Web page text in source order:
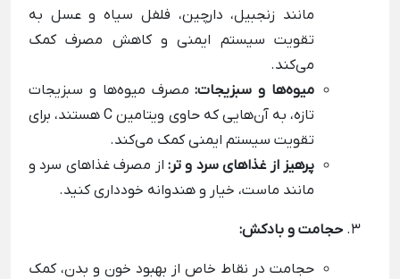
مانند زنجبیل، دارچین، فلفل سیاه و عسل به
تقویت سیستم ایمنی و کاهش مصرف کمک
می‌کند.
میوه‌ها و سبزیجات: مصرف میوه‌ها و سبزیجات
تازه، به آن‌هایی که حاوی ویتامین C هستند، برای
تقویت سیستم ایمنی کمک می‌کند.
پرهیز از غذاهای سرد و تر: از مصرف غذاهای سرد و
مانند ماست، خیار و هندوانه خودداری کنید.
حجامت و بادکش:
حجامت در نقاط خاص از بهبود خون و بدن، کمک